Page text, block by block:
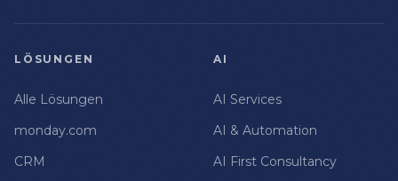
LÖSUNGEN
Alle Lösungen
monday.com
CRM
AI
AI Services
AI & Automation
AI First Consultancy